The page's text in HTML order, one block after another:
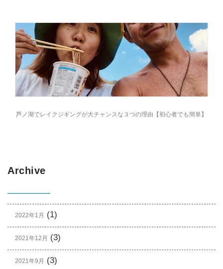
芦ノ湖でレイクジギングが大チャンスな３つの理由【初心者でも簡単】
Archive
2022年1月 (1)
2021年12月 (3)
2021年9月 (3)